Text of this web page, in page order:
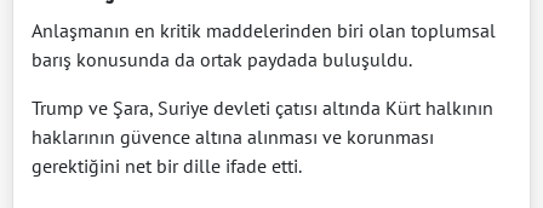
Anlaşmanın en kritik maddelerinden biri olan toplumsal
barış konusunda da ortak paydada buluşuldu.
Trump ve Şara, Suriye devleti çatısı altında Kürt halkının
haklarının güvence altına alınması ve korunması
gerektiğini net bir dille ifade etti.